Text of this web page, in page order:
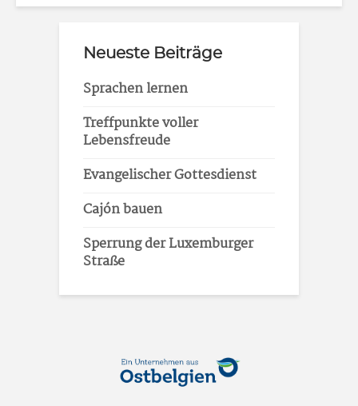
Neueste Beiträge
Sprachen lernen
Treffpunkte voller
Lebensfreude
Evangelischer Gottesdienst
Cajón bauen
Sperrung der Luxemburger
Straße